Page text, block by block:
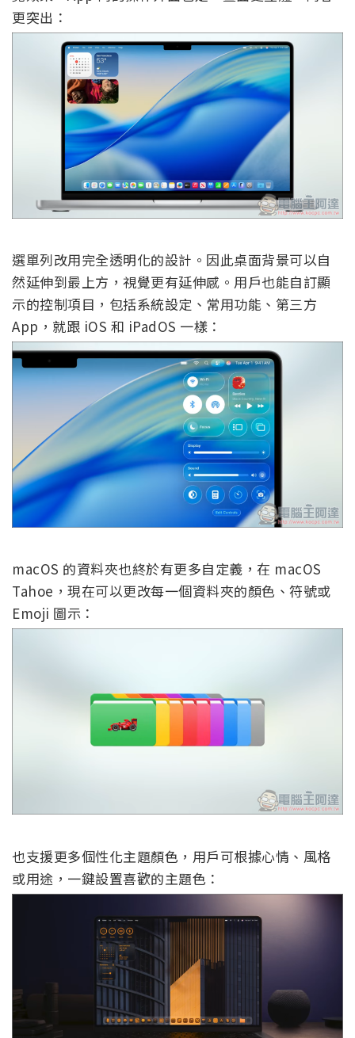
更突出：
選單列改用完全透明化的設計。因此桌面背景可以自
然延伸到最上方，視覺更有延伸感。用戶也能自訂顯
示的控制項目，包括系統設定、常用功能、第三方
App，就跟 iOS 和 iPadOS 一樣：
macOS 的資料夾也終於有更多自定義，在 macOS
Tahoe，現在可以更改每一個資料夾的顏色、符號或
Emoji 圖示：
也支援更多個性化主題顏色，用戶可根據心情、風格
或用途，一鍵設置喜歡的主題色：